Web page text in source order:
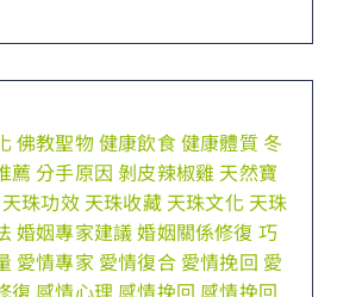
佛教聖物健康飲食健康體質 冬
薦 分手原因 剝皮辣椒雞 天然寶
天珠功效 天珠收藏 天珠文化 天珠
婚姻專家建議婚姻關係修復 巧
愛情專家 愛情復合 愛情挽回 愛
復 感情心理 感情挽回 感情挽回